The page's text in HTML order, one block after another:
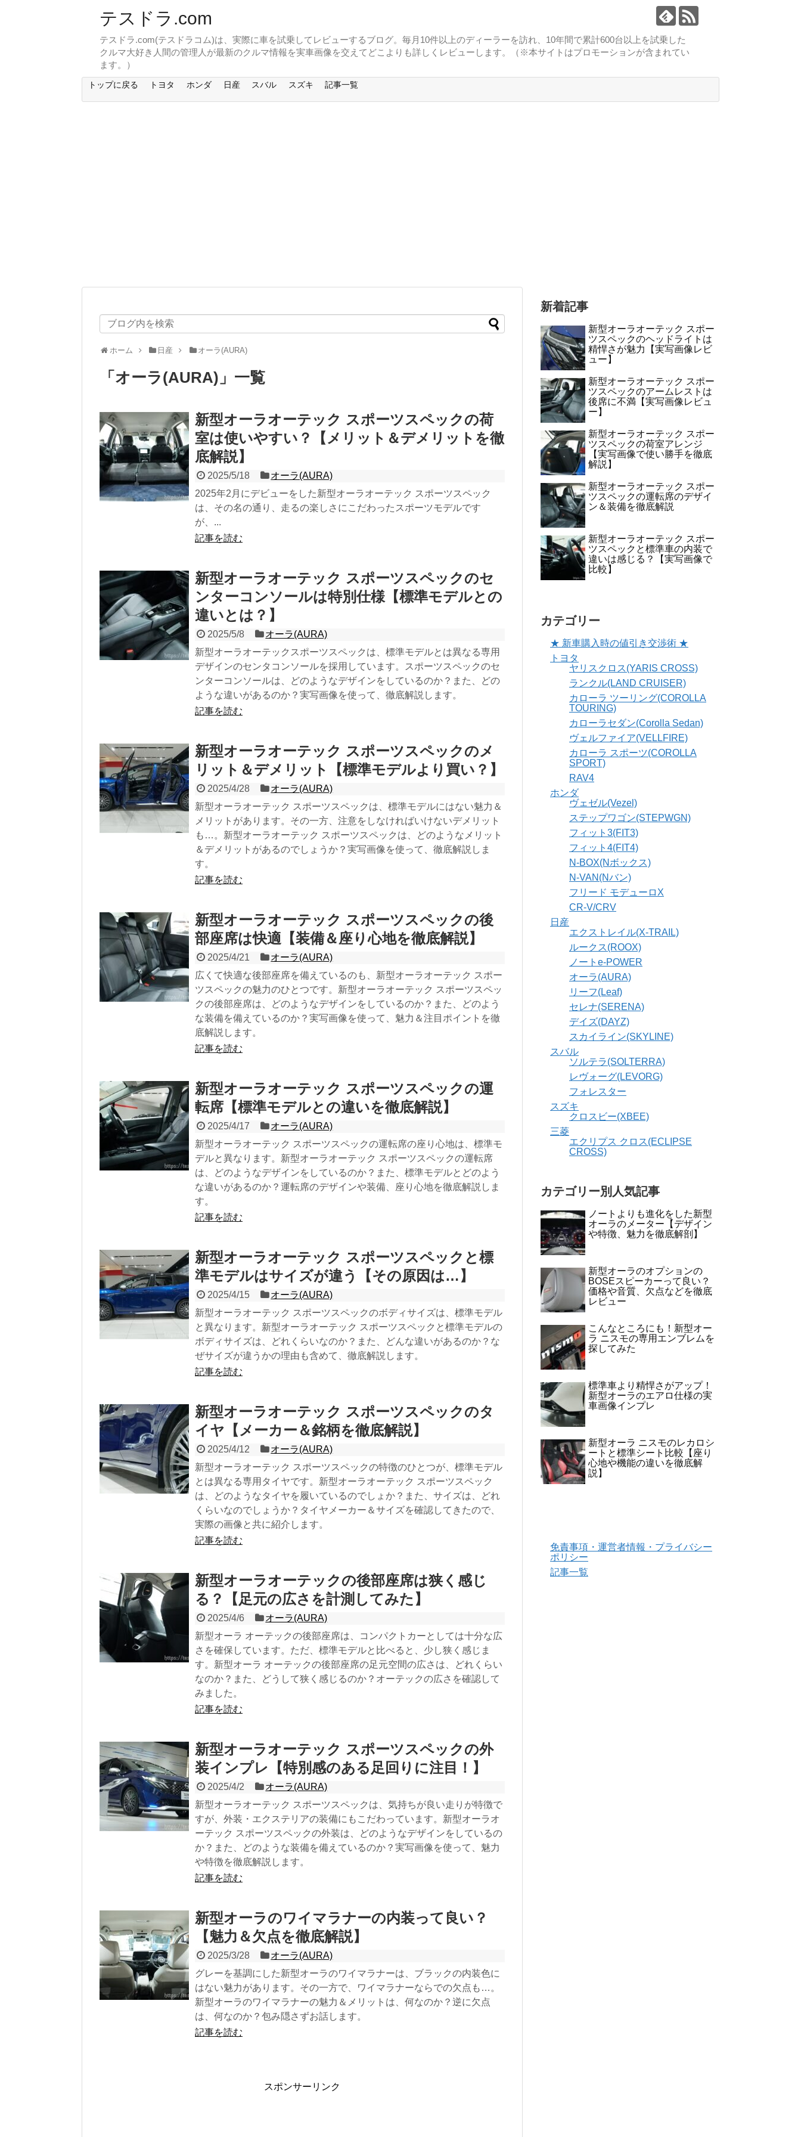
テスドラ.com
テスドラ.com(テスドラコム)は、実際に車を試乗してレビューするブログ。毎月10件以上のディーラーを訪れ、10年間で累計600台以上を試乗した
クルマ大好き人間の管理人が最新のクルマ情報を実車画像を交えてどこよりも詳しくレビューします。（※本サイトはプロモーションが含まれてい
ます。）
トップに戻る トヨタ ホンダ 日産 スバル スズキ 記事一覧
ホーム 日産 オーラ(AURA)
「 オーラ(AURA) 」 一覧
新型オーラオーテック スポーツスペックの荷
室は使いやすい？【メリット＆デメリットを徹
底解説】
2025/5/18
オーラ(AURA)
2025年2月にデビューをした新型オーラオーテック スポーツスペック
は、その名の通り、走るの楽しさにこだわったスポーツモデルです
が、...
記事を読む
新型オーラオーテック スポーツスペックのセ
ンターコンソールは特別仕様【標準モデルとの
違いとは？】
2025/5/8
オーラ(AURA)
新型オーラオーテックスポーツスペックは、標準モデルとは異なる専用
デザインのセンタコンソールを採用しています。スポーツスペックのセ
ンターコンソールは、どのようなデザインをしているのか？また、どの
ような違いがあるのか？実写画像を使って、徹底解説します。
記事を読む
新型オーラオーテック スポーツスペックのメ
リット＆デメリット【標準モデルより買い？】
2025/4/28
オーラ(AURA)
新型オーラオーテック スポーツスペックは、標準モデルにはない魅力＆
メリットがあります。その一方、注意をしなければいけないデメリット
も…。新型オーラオーテック スポーツスペックは、どのようなメリット
＆デメリットがあるのでしょうか？実写画像を使って、徹底解説しま
す。
記事を読む
新型オーラオーテック スポーツスペックの後
部座席は快適【装備＆座り心地を徹底解説】
2025/4/21
オーラ(AURA)
広くて快適な後部座席を備えているのも、新型オーラオーテック スポー
ツスペックの魅力のひとつです。新型オーラオーテック スポーツスペッ
クの後部座席は、どのようなデザインをしているのか？また、どのよう
な装備を備えているのか？実写画像を使って、魅力＆注目ポイントを徹
底解説します。
記事を読む
新型オーラオーテック スポーツスペックの運
転席【標準モデルとの違いを徹底解説】
2025/4/17
オーラ(AURA)
新型オーラオーテック スポーツスペックの運転席の座り心地は、標準モ
デルと異なります。新型オーラオーテック スポーツスペックの運転席
は、どのようなデザインをしているのか？また、標準モデルとどのよう
な違いがあるのか？運転席のデザインや装備、座り心地を徹底解説しま
す。
記事を読む
新型オーラオーテック スポーツスペックと標
準モデルはサイズが違う【その原因は…】
2025/4/15
オーラ(AURA)
新型オーラオーテック スポーツスペックのボディサイズは、標準モデル
と異なります。新型オーラオーテック スポーツスペックと標準モデルの
ボディサイズは、どれくらいなのか？また、どんな違いがあるのか？な
ぜサイズが違うかの理由も含めて、徹底解説します。
記事を読む
新型オーラオーテック スポーツスペックのタ
イヤ【メーカー＆銘柄を徹底解説】
2025/4/12
オーラ(AURA)
新型オーラオーテック スポーツスペックの特徴のひとつが、標準モデル
とは異なる専用タイヤです。新型オーラオーテック スポーツスペック
は、どのようなタイヤを履いているのでしょか？また、サイズは、どれ
くらいなのでしょうか？タイヤメーカー＆サイズを確認してきたので、
実際の画像と共に紹介します。
記事を読む
新型オーラオーテックの後部座席は狭く感じ
る？【足元の広さを計測してみた】
2025/4/6
オーラ(AURA)
新型オーラ オーテックの後部座席は、コンパクトカーとしては十分な広
さを確保しています。ただ、標準モデルと比べると、少し狭く感じま
す。新型オーラ オーテックの後部座席の足元空間の広さは、どれくらい
なのか？また、どうして狭く感じるのか？オーテックの広さを確認して
みました。
記事を読む
新型オーラオーテック スポーツスペックの外
装インプレ【特別感のある足回りに注目！】
2025/4/2
オーラ(AURA)
新型オーラオーテック スポーツスペックは、気持ちが良い走りが特徴で
すが、外装・エクステリアの装備にもこだわっています。新型オーラオ
ーテック スポーツスペックの外装は、どのようなデザインをしているの
か？また、どのような装備を備えているのか？実写画像を使って、魅力
や特徴を徹底解説します。
記事を読む
新型オーラのワイマラナーの内装って良い？
【魅力＆欠点を徹底解説】
2025/3/28
オーラ(AURA)
グレーを基調にした新型オーラのワイマラナーは、ブラックの内装色に
はない魅力があります。その一方で、ワイマラナーならでの欠点も…。
新型オーラのワイマラナーの魅力＆メリットは、何なのか？逆に欠点
は、何なのか？包み隠さずお話します。
記事を読む
スポンサーリンク
新着記事
新型オーラオーテック スポー
ツスペックのヘッドライトは
精悍さが魅力【実写画像レビ
ュー】
新型オーラオーテック スポー
ツスペックのアームレストは
後席に不満【実写画像レビュ
ー】
新型オーラオーテック スポー
ツスペックの荷室アレンジ
【実写画像で使い勝手を徹底
解説】
新型オーラオーテック スポー
ツスペックの運転席のデザイ
ン＆装備を徹底解説
新型オーラオーテック スポー
ツスペックと標準車の内装で
違いは感じる？【実写画像で
比較】
カテゴリー
★ 新車購入時の値引き交渉術 ★
トヨタ
ヤリスクロス(YARIS CROSS)
ランクル(LAND CRUISER)
カローラ ツーリング(COROLLA
TOURING)
カローラセダン(Corolla Sedan)
ヴェルファイア(VELLFIRE)
カローラ スポーツ(COROLLA
SPORT)
RAV4
ホンダ
ヴェゼル(Vezel)
ステップワゴン(STEPWGN)
フィット3(FIT3)
フィット4(FIT4)
N-BOX(Nボックス)
N-VAN(Nバン)
フリード モデューロX
CR-V/CRV
日産
エクストレイル(X-TRAIL)
ルークス(ROOX)
ノートe-POWER
オーラ(AURA)
リーフ(Leaf)
セレナ(SERENA)
デイズ(DAYZ)
スカイライン(SKYLINE)
スバル
ソルテラ(SOLTERRA)
レヴォーグ(LEVORG)
フォレスター
スズキ
クロスビー(XBEE)
三菱
エクリプス クロス(ECLIPSE
CROSS)
カテゴリー別人気記事
ノートよりも進化をした新型
オーラのメーター【デザイン
や特徴、魅力を徹底解剖】
新型オーラのオプションの
BOSEスピーカーって良い？
価格や音質、欠点などを徹底
レビュー
こんなところにも！新型オー
ラ ニスモの専用エンブレムを
探してみた
標準車より精悍さがアップ！
新型オーラのエアロ仕様の実
車画像インプレ
新型オーラ ニスモのレカロシ
ートと標準シート比較【座り
心地や機能の違いを徹底解
説】
免責事項・運営者情報・プライバシー
ポリシー
記事一覧